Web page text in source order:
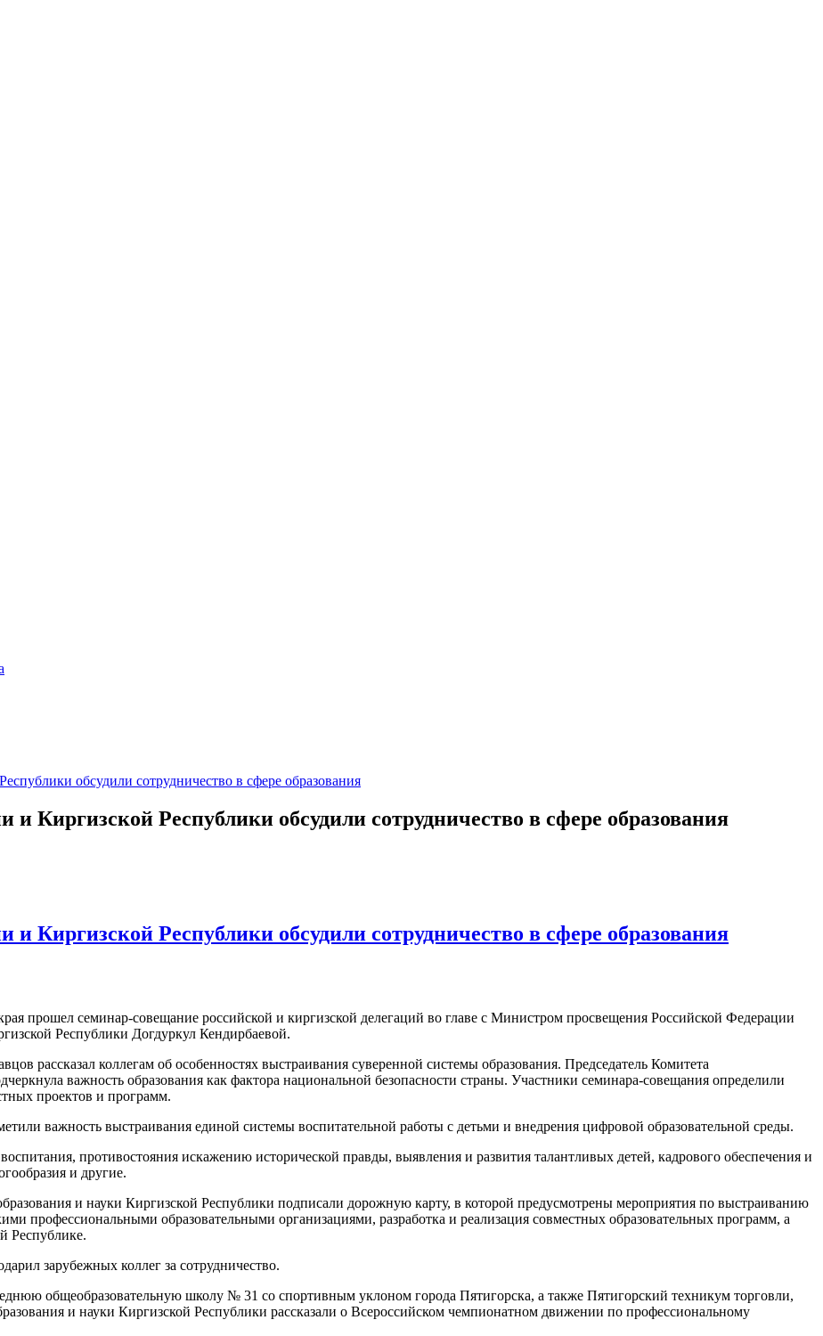
обсудили сотрудничество в сфере образования
Киргизской Республики обсудили сотрудничество в сфере образования
Киргизской Республики обсудили сотрудничество в сфере образования
прошел семинар-совещание российской и киргизской делегаций во главе с Министром просвещения Российской Федерации
Республики Догдуркул Кендирбаевой.
рассказал коллегам об особенностях выстраивания суверенной системы образования. Председатель Комитета
важность образования как фактора национальной безопасности страны. Участники семинара-совещания определили
проектов и программ.
важность выстраивания единой системы воспитательной работы с детьми и внедрения цифровой образовательной среды.
противостояния искажению исторической правды, выявления и развития талантливых детей, кадрового обеспечения и
и другие.
и науки Киргизской Республики подписали дорожную карту, в которой предусмотрены мероприятия по выстраиванию
профессиональными образовательными организациями, разработка и реализация совместных образовательных программ, а
Республике.
зарубежных коллег за сотрудничество.
общеобразовательную школу № 31 со спортивным уклоном города Пятигорска, а также Пятигорский техникум торговли,
и науки Киргизской Республики рассказали о Всероссийском чемпионатном движении по профессиональному